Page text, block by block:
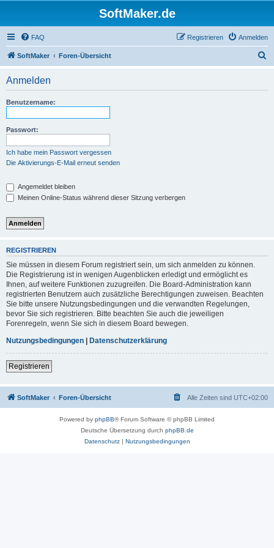
SoftMaker.de
FAQ Anmelden
Registrieren
SoftMaker Foren-Übersicht
Anmelden
Benutzername:
Passwort:
Ich habe mein Passwort vergessen
Die Aktivierungs-E-Mail erneut senden
Angemeldet bleiben
Meinen Online-Status während dieser Sitzung verbergen
REGISTRIEREN
Sie müssen in diesem Forum registriert sein, um sich anmelden zu können.
Die Registrierung ist in wenigen Augenblicken erledigt und ermöglicht es
Ihnen, auf weitere Funktionen zuzugreifen. Die Board-Administration kann
registrierten Benutzern auch zusätzliche Berechtigungen zuweisen. Beachten
Sie bitte unsere Nutzungsbedingungen und die verwandten Regelungen,
bevor Sie sich registrieren. Bitte beachten Sie auch die jeweiligen
Forenregeln, wenn Sie sich in diesem Board bewegen.
Nutzungsbedingungen | Datenschutzerklärung
Registrieren
SoftMaker Foren-Übersicht Alle Zeiten sind UTC+02:00
Powered by phpBB® Forum Software © phpBB Limited
Deutsche Übersetzung durch phpBB.de
Datenschutz| Nutzungsbedingungen